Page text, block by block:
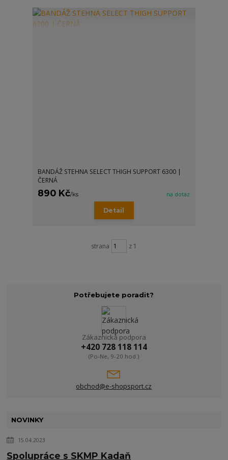
BANDÁŽ STEHNA SELECT THIGH SUPPORT 6300 |
ČERNÁ
890 Kč/ks na dotaz
Detail
strana z 1
Potřebujete poradit?
Zákaznická podpora
+420 728 118 114
(Po-Ne, 9-20 hod.)
obchod@e-shopsport.cz
NOVINKY
15.04.2023
Spolupráce s SKMP Kadaň